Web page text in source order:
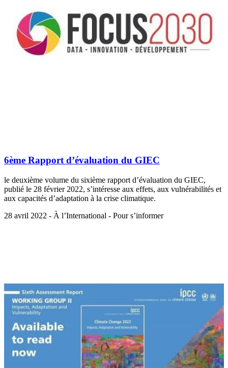
6ème Rapport d’évaluation du GIEC
le deuxième volume du sixième rapport d’évaluation du GIEC,
publié le 28 février 2022, s’intéresse aux effets, aux vulnérabilités et
aux capacités d’adaptation à la crise climatique.
28 avril 2022 - À l’International - Pour s’informer